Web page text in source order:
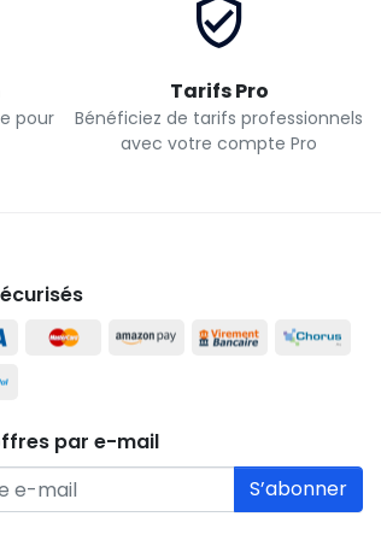
pour
Tarifs Pro
Bénéficiez de tarifs professionnels
avec votre compte Pro
par e-mail
S’abonner